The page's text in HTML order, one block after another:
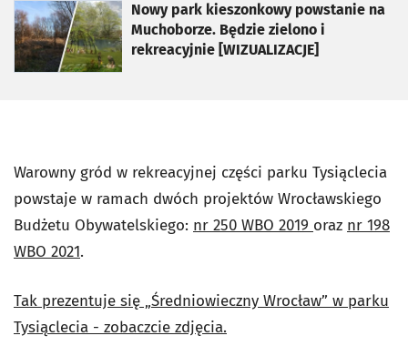
Nowy park kieszonkowy powstanie na
Muchoborze. Będzie zielono i
rekreacyjnie [WIZUALIZACJE]
otworzy się w nowej karcie
Warowny gród w rekreacyjnej części parku Tysiąclecia
powstaje w ramach dwóch projektów Wrocławskiego
Budżetu Obywatelskiego: nr 250 WBO 2019 oraz nr 198
WBO 2021.
Tak prezentuje się „Średniowieczny Wrocław” w parku
Tysiąclecia - zobaczcie zdjęcia.